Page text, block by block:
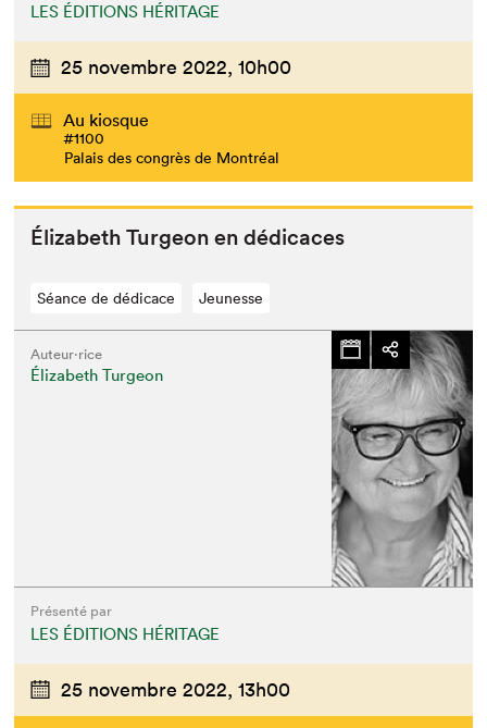
LES ÉDITIONS HÉRITAGE
25 novembre 2022, 10h00
Au kiosque
#1100
Palais des congrès de Montréal
Éliz­a­beth Tur­geon en dédicaces
Séance de dédicace Jeunesse
Auteur·rice
Élizabeth Turgeon
Présenté par
LES ÉDITIONS HÉRITAGE
25 novembre 2022, 13h00